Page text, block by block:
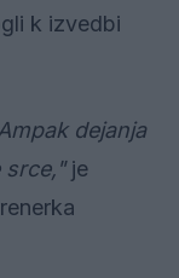
k izvedbi
dejanja
srce,"je